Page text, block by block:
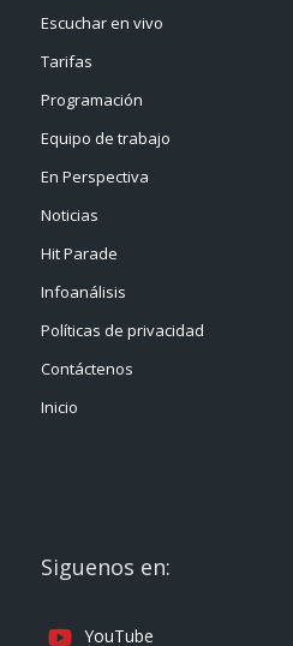
Escuchar en vivo
Tarifas
Programación
Equipo de trabajo
En Perspectiva
Noticias
Hit Parade
Infoanálisis
Políticas de privacidad
Contáctenos
Inicio
Siguenos en:
YouTube